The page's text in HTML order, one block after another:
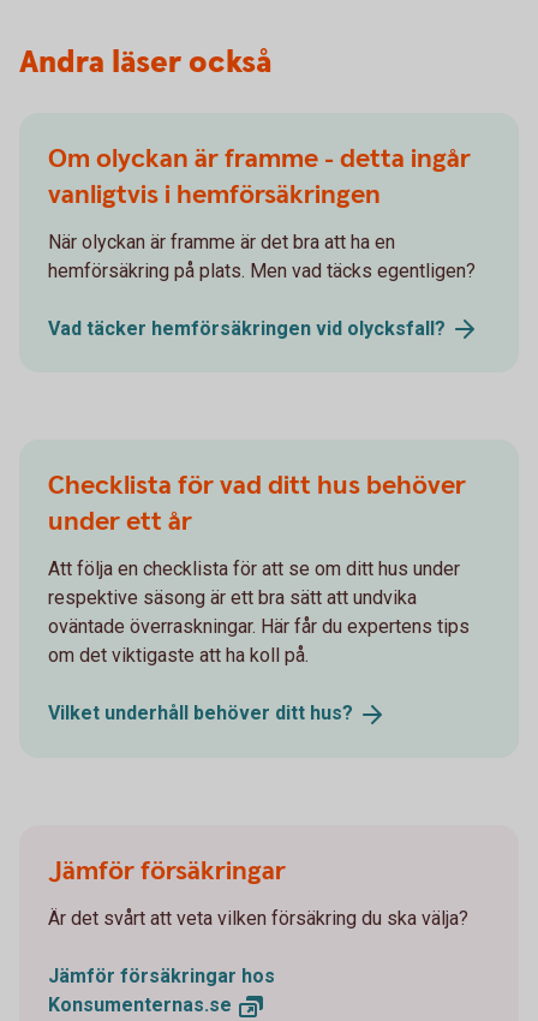
Andra läser också
Om olyckan är framme - detta ingår
vanligtvis i hemförsäkringen
När olyckan är framme är det bra att ha en
hemförsäkring på plats. Men vad täcks egentligen?
Vad täcker hemförsäkringen vid olycksfall?
Checklista för vad ditt hus behöver
under ett år
Att följa en checklista för att se om ditt hus under
respektive säsong är ett bra sätt att undvika
oväntade överraskningar. Här får du expertens tips
om det viktigaste att ha koll på.
Vilket underhåll behöver ditt hus?
Jämför försäkringar
Är det svårt att veta vilken försäkring du ska välja?
Jämför försäkringar hos
Konsumenternas.se